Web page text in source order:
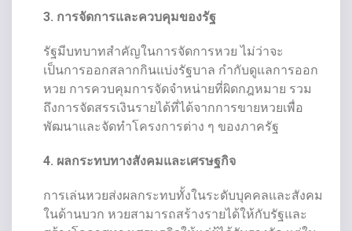
3. การจัดการและควบคุมของรัฐ
รัฐมีบทบาทสำคัญในการจัดการหวย ไม่ว่าจะ
เป็นการออกสลากกินแบ่งรัฐบาล กำกับดูแลการออก
หวย การควบคุมการจัดจำหน่ายที่ผิดกฎหมาย รวม
ถึงการจัดสรรเงินรายได้ที่ได้จากการขายหวยเพื่อ
พัฒนาและจัดทำโครงการต่าง ๆ ของภาครัฐ
4. ผลกระทบทางสังคมและเศรษฐกิจ
การเล่นหวยส่งผลกระทบทั้งในระดับบุคคลและสังคม
ในด้านบวก หวยสามารถสร้างรายได้ให้กับรัฐและ